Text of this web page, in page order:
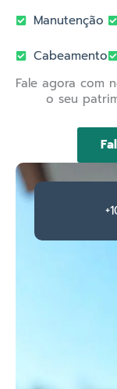
Manutenção
Cabeamento
Fale agora com
o seu